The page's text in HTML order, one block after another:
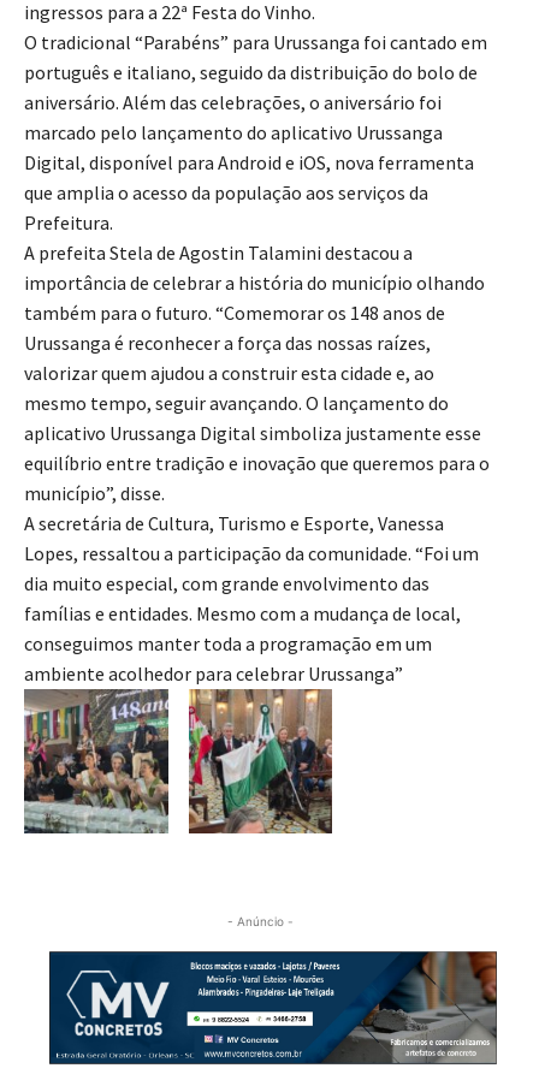
ingressos para a 22ª Festa do Vinho.
O tradicional “Parabéns” para Urussanga foi cantado em
português e italiano, seguido da distribuição do bolo de
aniversário. Além das celebrações, o aniversário foi
marcado pelo lançamento do aplicativo Urussanga
Digital, disponível para Android e iOS, nova ferramenta
que amplia o acesso da população aos serviços da
Prefeitura.
A prefeita Stela de Agostin Talamini destacou a
importância de celebrar a história do município olhando
também para o futuro. “Comemorar os 148 anos de
Urussanga é reconhecer a força das nossas raízes,
valorizar quem ajudou a construir esta cidade e, ao
mesmo tempo, seguir avançando. O lançamento do
aplicativo Urussanga Digital simboliza justamente esse
equilíbrio entre tradição e inovação que queremos para o
município”, disse.
A secretária de Cultura, Turismo e Esporte, Vanessa
Lopes, ressaltou a participação da comunidade. “Foi um
dia muito especial, com grande envolvimento das
famílias e entidades. Mesmo com a mudança de local,
conseguimos manter toda a programação em um
ambiente acolhedor para celebrar Urussanga”
- Anúncio -